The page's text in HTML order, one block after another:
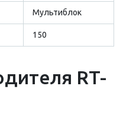
Мультиблок
150
RT-